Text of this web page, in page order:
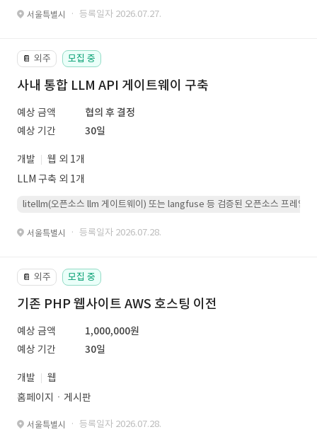
서울특별시 · 등록일자 2026.07.27.
📔 외주 모집 중
사내 통합 LLM API 게이트웨이 구축
예상 금액
협의 후 결정
예상 기간
30일
개발
웹 외 1개
LLM 구축 외 1개
litellm(오픈소스 llm 게이트웨이) 또는 langfuse 등 검증된 오픈소스 프레임워
서울특별시 · 등록일자 2026.07.28.
📔 외주 모집 중
기존 PHP 웹사이트 AWS 호스팅 이전
예상 금액
1,000,000원
예상 기간
30일
개발
웹
홈페이지ㆍ게시판
서울특별시 · 등록일자 2026.07.28.